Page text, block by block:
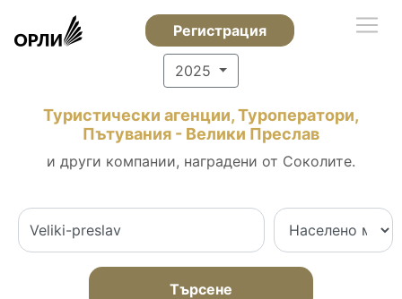
Регистрация
2025
Туристически агенции, Туроператори,
Пътувания - Велики Преслав
и други компании, наградени от Соколите.
Търсене